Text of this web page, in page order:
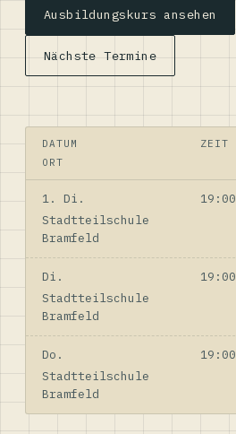
Ausbildungskurs ansehen
Nächste Termine
DATUM
ZEIT
ORT
1. Di.
19:00
Stadtteilschule
Bramfeld
Di.
19:00
Stadtteilschule
Bramfeld
Do.
19:00
Stadtteilschule
Bramfeld